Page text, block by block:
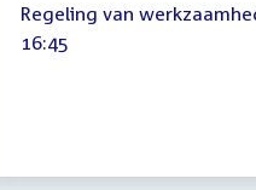
april
2021
Regeling van
Tijd
16:45